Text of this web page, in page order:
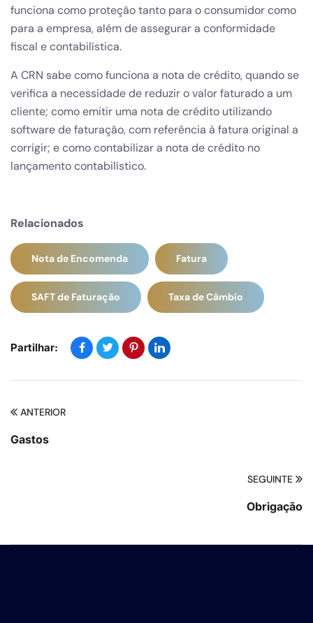
funciona como proteção tanto para o consumidor como
para a empresa, além de assegurar a conformidade
fiscal e contabilística.
A CRN sabe como funciona a nota de crédito, quando se
verifica a necessidade de reduzir o valor faturado a um
cliente; como emitir uma nota de crédito utilizando
software de faturação, com referência à fatura original a
corrigir; e como contabilizar a nota de crédito no
lançamento contabilístico.
Relacionados
Nota de Encomenda Fatura
SAFT de Faturação Taxa de Câmbio
Partilhar:
ANTERIOR
Gastos
SEGUINTE
Obrigação